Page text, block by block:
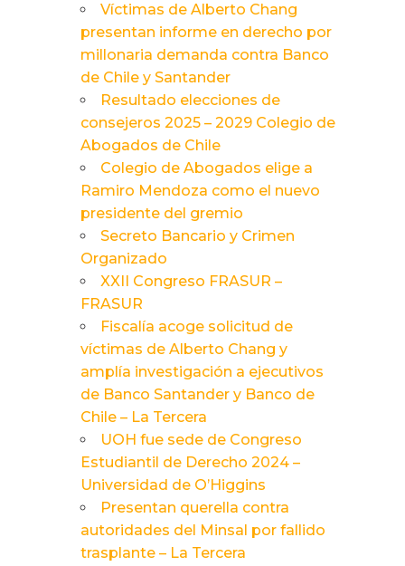
Víctimas de Alberto Chang
presentan informe en derecho por
millonaria demanda contra Banco
de Chile y Santander
Resultado elecciones de
consejeros 2025 – 2029 Colegio de
Abogados de Chile
Colegio de Abogados elige a
Ramiro Mendoza como el nuevo
presidente del gremio
Secreto Bancario y Crimen
Organizado
XXII Congreso FRASUR –
FRASUR
Fiscalía acoge solicitud de
víctimas de Alberto Chang y
amplía investigación a ejecutivos
de Banco Santander y Banco de
Chile – La Tercera
UOH fue sede de Congreso
Estudiantil de Derecho 2024 –
Universidad de O’Higgins
Presentan querella contra
autoridades del Minsal por fallido
trasplante – La Tercera